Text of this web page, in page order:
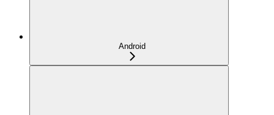
Android